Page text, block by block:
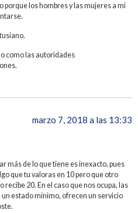
porque los hombres y las mujeres a mi
como las autoridades
marzo 7, 2018 a las 13:33
más de lo que tiene es inexacto, pues
que tu valoras en 10 pero que otro
recibe 20. En el caso que nos ocupa, las
estado mínimo, ofrecen un servicio